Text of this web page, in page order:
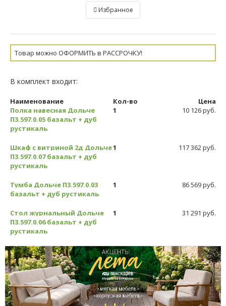
Избранное
Товар можно ОФОРМИТЬ в РАССРОЧКУ!
В комплект входит:
Наименование Кол-во
Цена
Полка навесная Дольче
П3.597.0.05 базальт + дуб
рустикаль
1 10 126 руб.
Шкаф с витриной 2д Дольче
П3.597.0.07 базальт + дуб
рустикаль
1 117 362 руб.
Тумба Дольче П3.597.0.03
базальт + дуб рустикаль
1 86 569 руб.
Стол журнальный Дольче
П3.597.0.06 базальт + дуб
рустикаль
1 31 291 руб.